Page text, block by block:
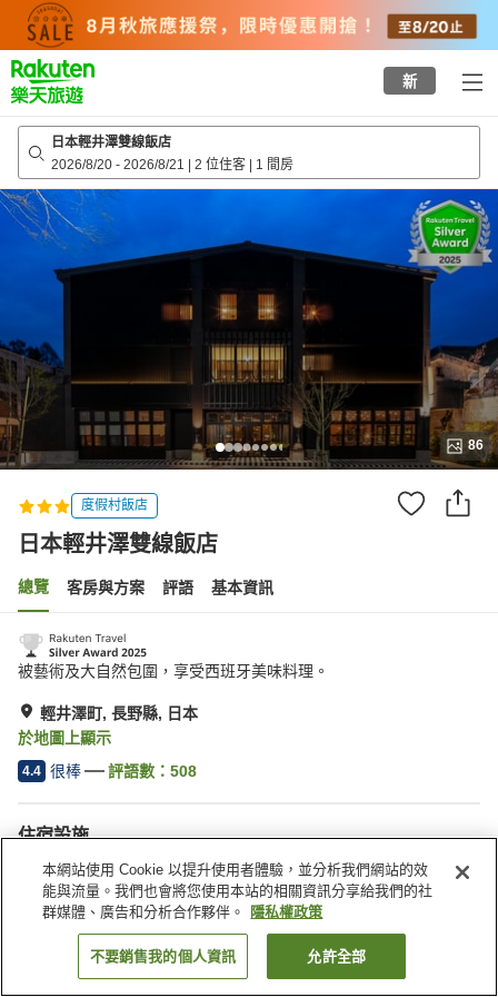
top
page
新
日本輕井澤雙線飯店
2026/8/20 - 2026/8/21 | 2 位住客 | 1 間房
86
度假村飯店
日本輕井澤雙線飯店
總覽 客房與方案 評語 基本資訊
被藝術及大自然包圍，享受西班牙美味料理。
輕井澤町, 長野縣, 日本
於地圖上顯示
4.4 很棒 評語數： 508
住宿設施
停車場
餐廳
休息室
酒吧
日本 長野縣 輕井澤町 日本輕井澤雙線飯店
找客房
本網站使用 Cookie 以提升使用者體驗，並分析我們網站的效
能與流量。我們也會將您使用本站的相關資訊分享給我們的社
群媒體、廣告和分析合作夥伴。
隱私權政策
不要銷售我的個人資訊 允許全部